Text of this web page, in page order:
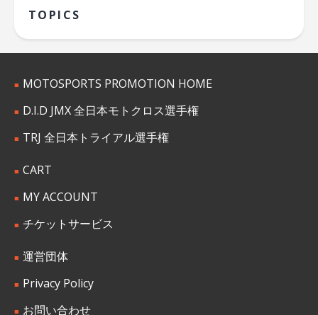
TOPICS
MOTOSPORTS PROMOTION HOME
D.I.D JMX 全日本モトクロス選手権
TRJ 全日本トライアル選手権
CART
MY ACCOUNT
チケットサービス
運営団体
Privacy Policy
お問い合わせ